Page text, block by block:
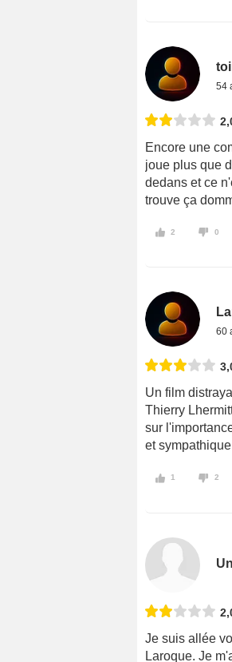
54
Encore une
joue plus que
dedans et ce
trouve ça
2 0
60
Un film
Thierry
sur
et
1 2
Je suis allée
Laroque. Je